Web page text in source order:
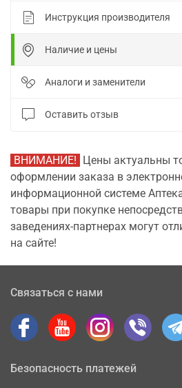
Инструкция производителя
Наличие и цены
Аналоги и заменители
Оставить отзыв
ВНИМАНИЕ! Цены актуальны
оформлении заказа в
информационной системе
товары при покупке
заведениях-партнерах могут
на сайте!
Связаться с нами
Безопасность платежей